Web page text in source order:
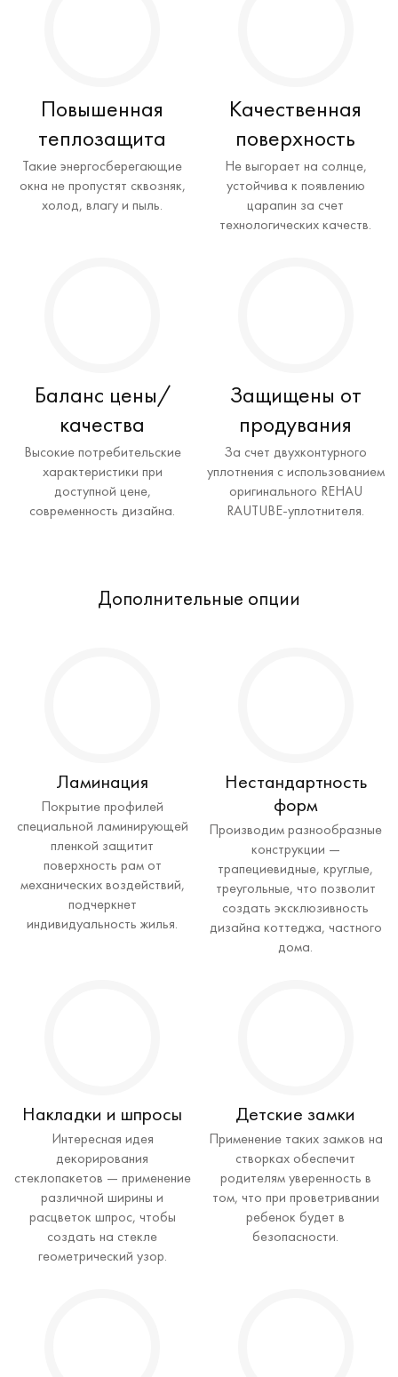
Повышенная
теплозащита
Такие энергосберегающие
окна не пропустят сквозняк,
холод, влагу и пыль.
Качественная
поверхность
Не выгорает на солнце,
устойчива к появлению
царапин за счет
технологических качеств.
Баланс цены/
качества
Высокие потребительские
характеристики при
доступной цене,
современность дизайна.
Защищены от
продувания
За счет двухконтурного
уплотнения с использованием
оригинального REHAU
RAUTUBE-уплотнителя.
Дополнительные опции
Ламинация
Покрытие профилей
специальной ламинирующей
пленкой защитит
поверхность рам от
механических воздействий,
подчеркнет
индивидуальность жилья.
Нестандартность
форм
Производим разнообразные
конструкции —
трапециевидные, круглые,
треугольные, что позволит
создать эксклюзивность
дизайна коттеджа, частного
дома.
Накладки и шпросы
Интересная идея
декорирования
стеклопакетов — применение
различной ширины и
расцветок шпрос, чтобы
создать на стекле
геометрический узор.
Детские замки
Применение таких замков на
створках обеспечит
родителям уверенность в
том, что при проветривании
ребенок будет в
безопасности.